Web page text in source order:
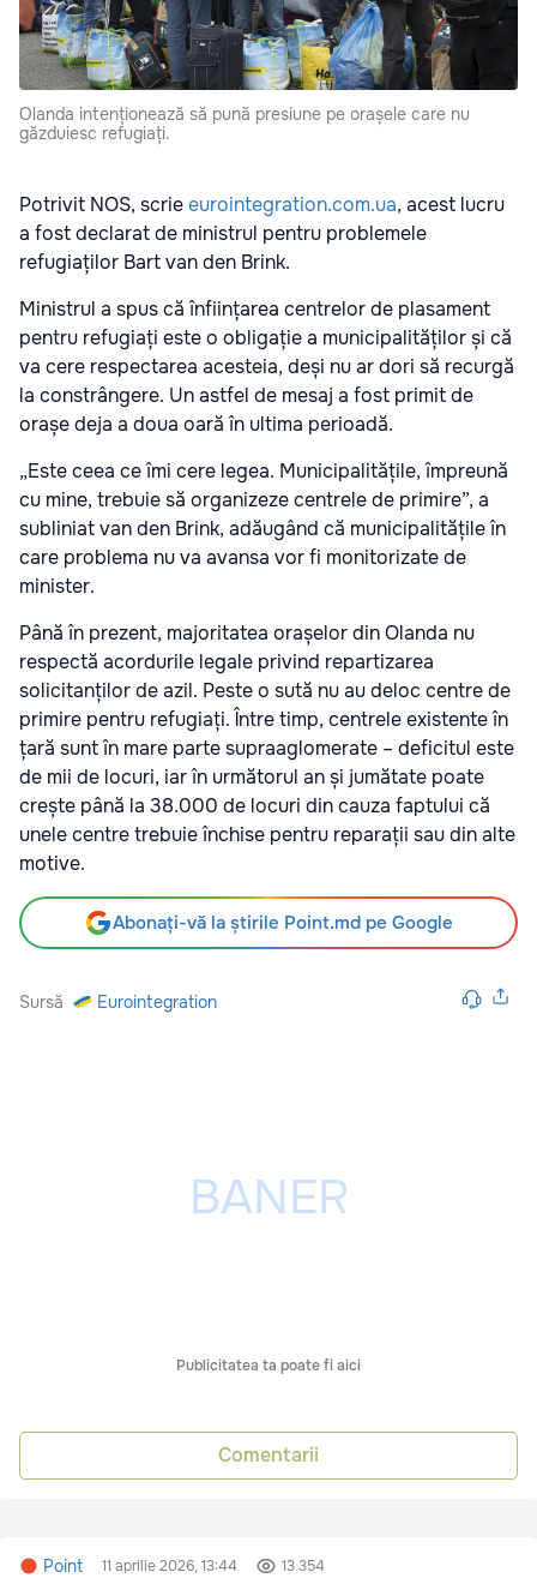
Olanda intenționează să pună presiune pe orașele care nu
găzduiesc refugiați.
Potrivit NOS, scrieeurointegration.com.ua, acest lucru
a fost declarat de ministrul pentru problemele
refugiaților Bart van den Brink.
Ministrul a spus că înființarea centrelor de plasament
pentru refugiați este o obligație a municipalităților și că
va cere respectarea acesteia, deși nu ar dori să recurgă
la constrângere. Un astfel de mesaj a fost primit de
orașe deja a doua oară în ultima perioadă.
„Este ceea ce îmi cere legea. Municipalitățile, împreună
cu mine, trebuie să organizeze centrele de primire”, a
subliniat van den Brink, adăugând că municipalitățile în
care problema nu va avansa vor fi monitorizate de
minister.
Până în prezent, majoritatea orașelor din Olanda nu
respectă acordurile legale privind repartizarea
solicitanților de azil. Peste o sută nu au deloc centre de
primire pentru refugiați. Între timp, centrele existente în
țară sunt în mare parte supraaglomerate – deficitul este
de mii de locuri, iar în următorul an și jumătate poate
crește până la 38.000 de locuri din cauza faptului că
unele centre trebuie închise pentru reparații sau din alte
motive.
Abonați-vă la știrile Point.md pe Google
Sursă Eurointegration
Publicitatea ta poate fi aici
Comentarii
Point 11 aprilie 2026, 13:44 13 354